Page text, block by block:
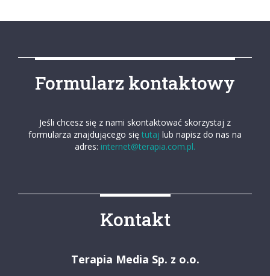
Formularz kontaktowy
Jeśli chcesz się z nami skontaktować skorzystaj z
formularza znajdującego się tutaj lub napisz do nas na
adres: internet@terapia.com.pl.
Kontakt
Terapia Media Sp. z o.o.